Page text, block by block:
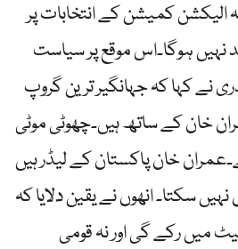
کمیشن کے انتخابات پر
ہوگا۔اس موقع پر سیاست
نے کہا کہ جہانگیر ترین گروپ
خان کے ساتھ ہیں۔چھوٹی موٹی
خان پاکستان کے لیڈر ہیں
سکتا۔ انھوں نے یقین دلایا کہ
میں رکے گی اور نہ قومی